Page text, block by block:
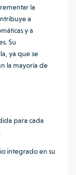
la
a
y a
Su
ya que se
la mayoría de
para cada
integrado en su